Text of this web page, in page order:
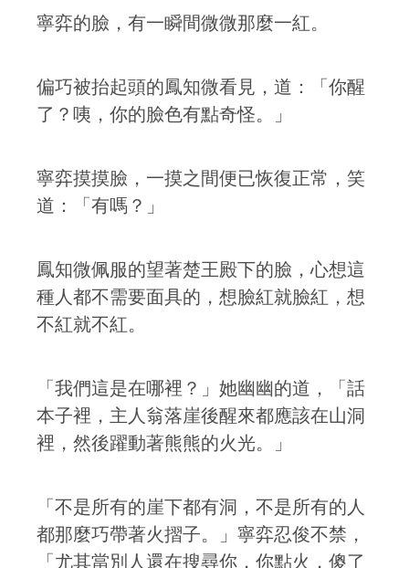
寧弈的臉，有一瞬間微微那麼一紅。
偏巧被抬起頭的鳳知微看見，道：「你醒
了？咦，你的臉色有點奇怪。」
寧弈摸摸臉，一摸之間便已恢復正常，笑
道：「有嗎？」
鳳知微佩服的望著楚王殿下的臉，心想這
種人都不需要面具的，想臉紅就臉紅，想
不紅就不紅。
「我們這是在哪裡？」她幽幽的道，「話
本子裡，主人翁落崖後醒來都應該在山洞
裡，然後躍動著熊熊的火光。」
「不是所有的崖下都有洞，不是所有的人
都那麼巧帶著火摺子。」寧弈忍俊不禁，
「尤其當別人還在搜尋你，你點火，傻了